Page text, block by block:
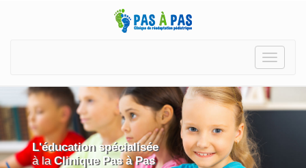
Toggle
L'éducation spécialisée
à laClinique Pas à Pas